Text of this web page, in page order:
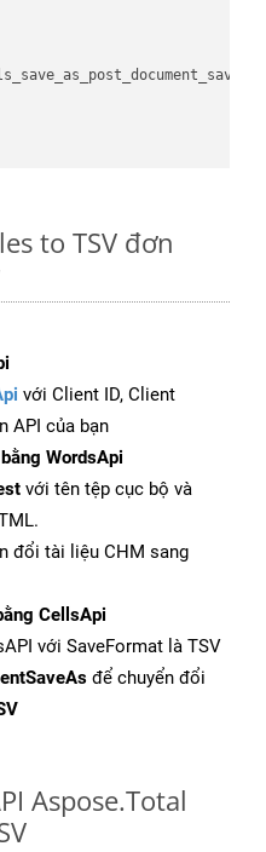
to TSV đơn
với Client ID, Client
API của bạn
WordsApi
với tên tệp cục bộ và
đổi tài liệu CHM sang
CellsApi
với SaveFormat là TSV
để chuyển đổi
Aspose.Total